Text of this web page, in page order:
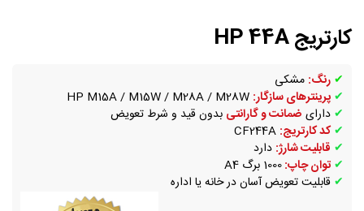
کارتریج HP 44A
✔ رنگ: مشکی
✔ پرینترهای سازگار:
✔ دارای ضمانت و گارانتی بدون قید و شرط تعویض
✔ کد کارتریج: CF244A
✔ قابلیت شارژ: دارد
✔ توان چاپ:1000 برگ A4
✔ قابلیت تعویض آسان در خانه یا اداره